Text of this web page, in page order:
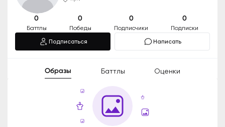
0
Баттлы
0
Победы
0
Подписчики
0
Подписки
Подписаться
Написать
Образы Баттлы Оценки